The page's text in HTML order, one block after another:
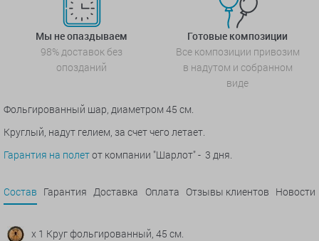
Мы не опаздываем
98% доставок без
опозданий
Готовые композиции
Все композиции привозим
в надутом и собранном
виде
Фольгированный шар, диаметром 45 см.
Круглый, надут гелием, за счет чего летает.
Гарантия на полетот компании "Шарлот" - 3 дня.
Состав Гарантия Доставка Оплата Отзывы клиентов Новости
x 1 Круг фольгированный, 45 см.